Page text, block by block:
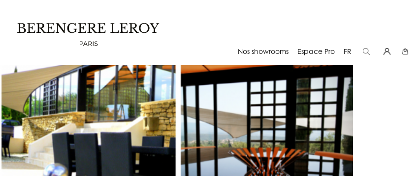
Nos showrooms Espace Pro FR